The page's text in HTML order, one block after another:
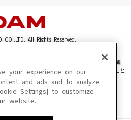
CO.,LTD. All Rights Reserved.
章・画像・写真・動画・音声等を、手段や形態
えて無断で複製、転載、ファイル化などすること
利用いただけない場合があります。
容が変更になる場合があります。
your experience on our
and ads and to analyze
Settings] to customize
website.